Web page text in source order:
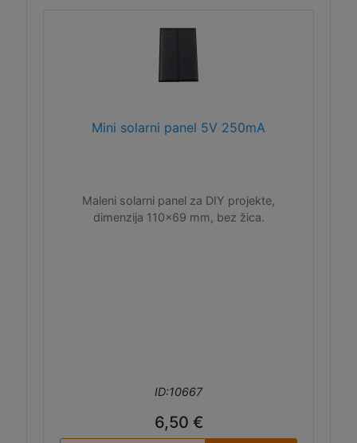
Mini solarni panel 5V 250mA
Maleni solarni panel za DIY projekte,
dimenzija 110x69 mm, bez žica.
ID:10667
6,50 €